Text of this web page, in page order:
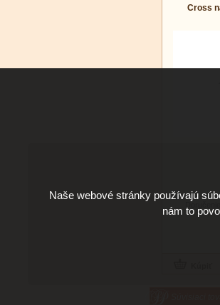
Cross
Naše webové stránky používajú
nám to